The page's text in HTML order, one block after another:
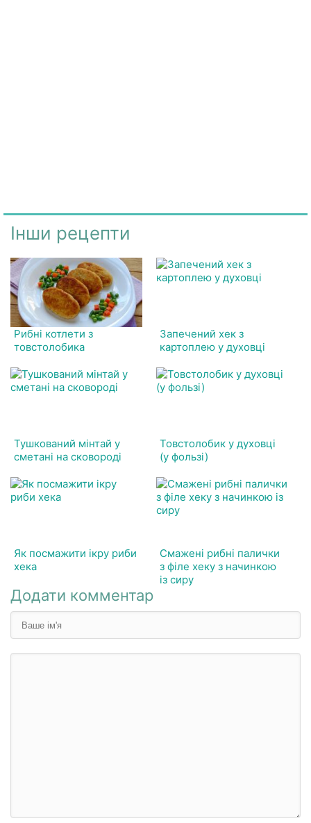
Інши рецепти
Рибні котлети з
товстолобика
Запечений хек з
картоплею у духовці
Тушкований мінтай у
сметані на сковороді
Товстолобик у духовці
(у фользі)
Як посмажити ікру риби
хека
Смажені рибні палички
з філе хеку з начинкою
із сиру
Додати комментар